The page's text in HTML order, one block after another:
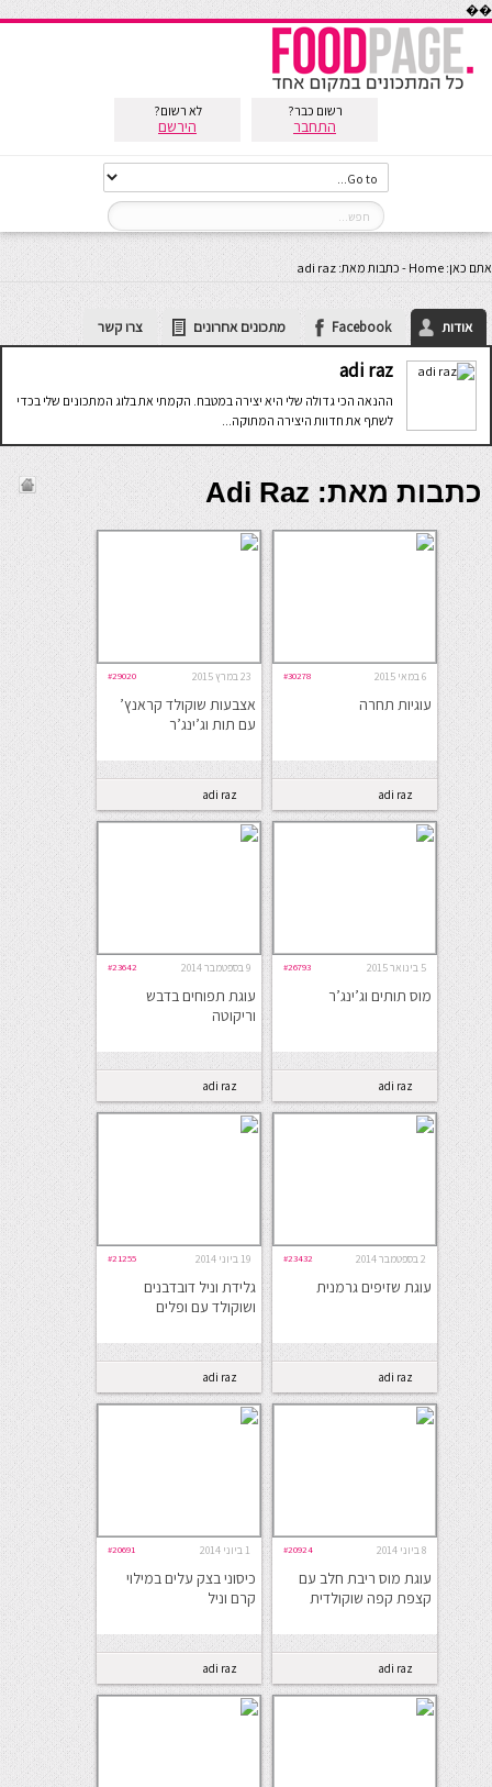
��
רשום כבר?
התחבר
לא רשום?
הירשם
אתם כאן: Home
- כתבות מאת: adi raz
אודות Facebook מתכונים אחרונים צרו קשר
adi raz
ההנאה הכי גדולה שלי היא יצירה במטבח. הקמתי את בלוג המתכונים שלי בכדי
לשתף את חדוות היצירה המתוקה...
כתבות מאת: Adi Raz
6 במאי 2015 #30278
עוגיות תחרה
adi raz
23 במרץ 2015 #29020
אצבעות שוקולד קראנץ’
עם תות וג’ינג’ר
adi raz
5 בינואר 2015 #26793
מוס תותים וג’ינג’ר
adi raz
9 בספטמבר 2014 #23642
עוגת תפוחים בדבש
וריקוטה
adi raz
2 בספטמבר 2014 #23432
עוגת שזיפים גרמנית
adi raz
19 ביוני 2014 #21255
גלידת וניל דובדבנים
ושוקולד עם ופלים
adi raz
8 ביוני 2014 #20924
עוגת מוס ריבת חלב עם
קצפת קפה שוקולדית
adi raz
1 ביוני 2014 #20691
כיסוני בצק עלים במילוי
קרם וניל
adi raz